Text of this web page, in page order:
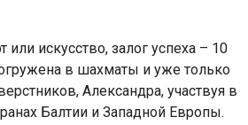
или искусство, залог успеха – 10
в шахматы и уже только
Александра, участвуя в
Балтии и Западной Европы.